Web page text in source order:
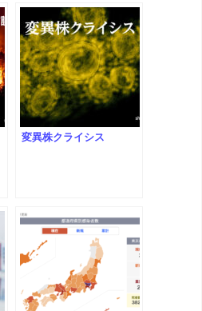
変異株クライシス